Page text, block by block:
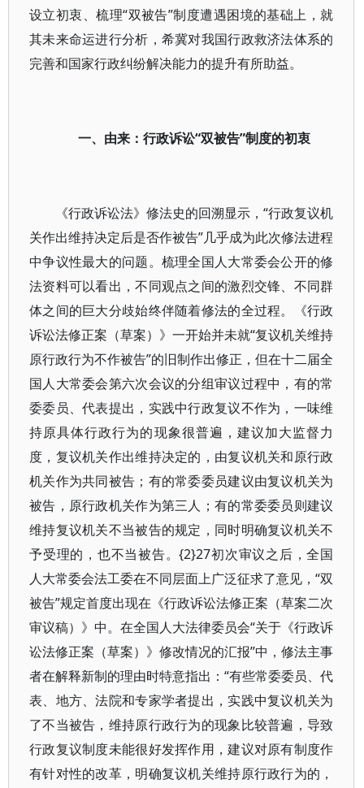
设立初衷、梳理“双被告”制度遭遇困境的基础上，就
其未来命运进行分析，希冀对我国行政救济法体系的
完善和国家行政纠纷解决能力的提升有所助益。
一、由来：行政诉讼“双被告”制度的初衷
《行政诉讼法》修法史的回溯显示，“行政复议机
关作出维持决定后是否作被告”几乎成为此次修法进程
中争议性最大的问题。梳理全国人大常委会公开的修
法资料可以看出，不同观点之间的激烈交锋、不同群
体之间的巨大分歧始终伴随着修法的全过程。《行政
诉讼法修正案（草案）》一开始并未就“复议机关维持
原行政行为不作被告”的旧制作出修正，但在十二届全
国人大常委会第六次会议的分组审议过程中，有的常
委委员、代表提出，实践中行政复议不作为，一味维
持原具体行政行为的现象很普遍，建议加大监督力
度，复议机关作出维持决定的，由复议机关和原行政
机关作为共同被告；有的常委委员建议由复议机关为
被告，原行政机关作为第三人；有的常委委员则建议
维持复议机关不当被告的规定，同时明确复议机关不
予受理的，也不当被告。{2}27初次审议之后，全国
人大常委会法工委在不同层面上广泛征求了意见，“双
被告”规定首度出现在《行政诉讼法修正案（草案二次
审议稿）》中。在全国人大法律委员会“关于《行政诉
讼法修正案（草案）》修改情况的汇报”中，修法主事
者在解释新制的理由时特意指出：“有些常委委员、代
表、地方、法院和专家学者提出，实践中复议机关为
了不当被告，维持原行政行为的现象比较普遍，导致
行政复议制度未能很好发挥作用，建议对原有制度作
有针对性的改革，明确复议机关维持原行政行为的，